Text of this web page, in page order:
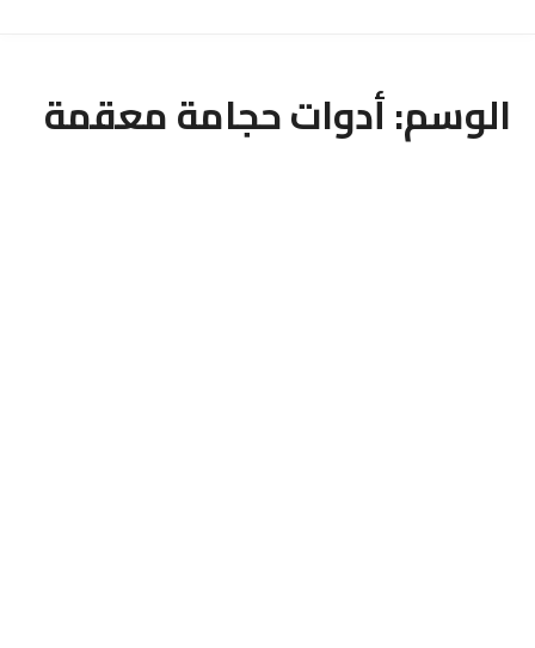
الوسم:أدوات حجامة معقمة